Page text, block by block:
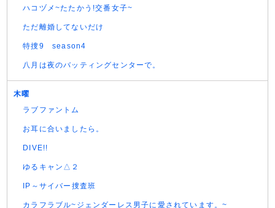
ハコヅメ~たたかう!交番女子~
ただ離婚してないだけ
特捜9 season4
八月は夜のバッティングセンターで。
木曜
ラブファントム
お耳に合いましたら。
DIVE!!
ゆるキャン△２
IP～サイバー捜査班
カラフラブル~ジェンダーレス男子に愛されています。~